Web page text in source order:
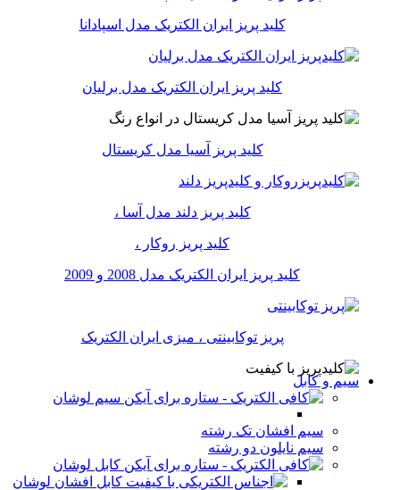
کلید پریز ایران الکتریک مدل اسپادانا
کلید پریز ایران الکتریک مدل برلیان
کلید پریز آسیا مدل کریستال
کلید پریز دلند مدل آسا ،
کلید پریز روکار ،
کلید پریز ایران الکتریک مدل 2008 و 2009
پریز توکابینتی ، میزی ایران الکتریک
سیم و کابل
سیم لوشان
سیم افشان تک رشته
سیم نایلون دو رشته
کابل لوشان
کابل افشان لوشان